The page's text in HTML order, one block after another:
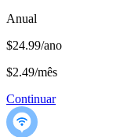
Anual
$24.99/ano
$2.49/mês
Continuar